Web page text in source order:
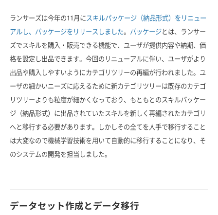
ランサーズは今年の11月にスキルパッケージ（納品形式）をリニュー
アルし、パッケージをリリースしました。 パッケージとは、ランサー
ズでスキルを購入・販売できる機能で、ユーザが提供内容や納期、価
格を設定し出品できます。今回のリニューアルに伴い、ユーザがより
出品や購入しやすいようにカテゴリツリーの再編が行われました。ユ
ーザの細かいニーズに応えるために新カテゴリツリーは既存のカテゴ
リツリーよりも粒度が細かくなっており、もともとのスキルパッケー
ジ（納品形式）に出品されていたスキルを新しく再編されたカテゴリ
へと移行する必要があります。しかしその全てを人手で移行すること
は大変なので機械学習技術を用いて自動的に移行することになり、そ
のシステムの開発を担当しました。
データセット作成とデータ移行